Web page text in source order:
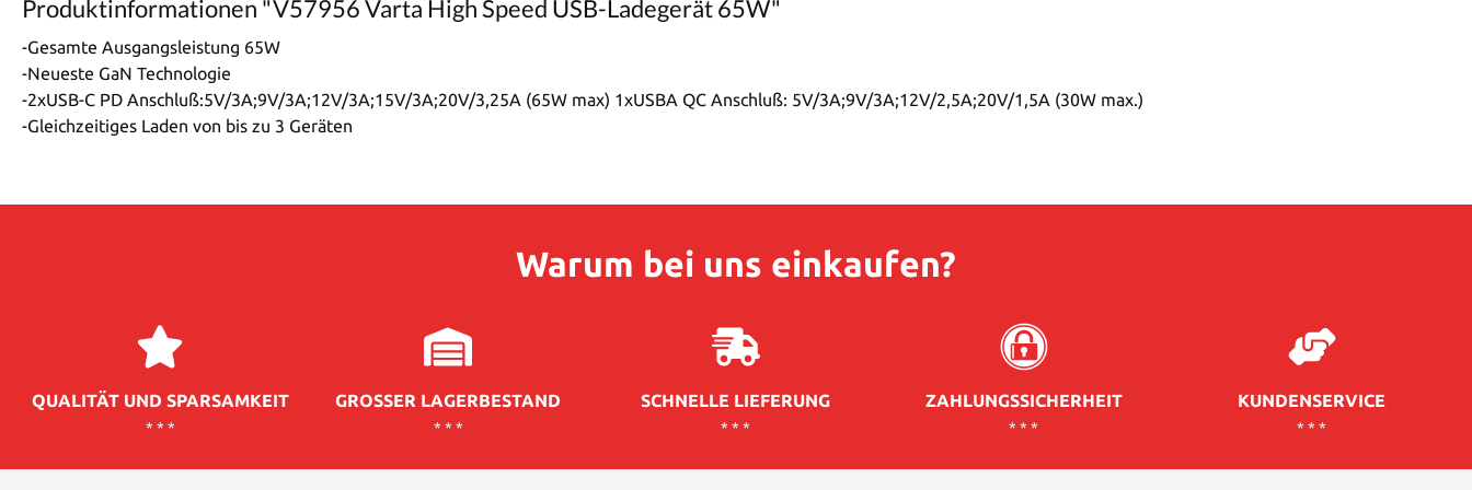
Produktinformationen "V57956 Varta High Speed USB-Ladegerät 65W"
-Gesamte Ausgangsleistung 65W
-Neueste GaN Technologie
-2xUSB-C PD Anschluß:5V/3A;9V/3A;12V/3A;15V/3A;20V/3,25A (65W max) 1xUSBA QC Anschluß: 5V/3A;9V/3A;12V/2,5A;20V/1,5A (30W max.)
-Gleichzeitiges Laden von bis zu 3 Geräten
Warum bei uns einkaufen?
QUALITÄT UND SPARSAMKEIT
* * *
GROSSER LAGERBESTAND
* * *
SCHNELLE LIEFERUNG
* * *
ZAHLUNGSSICHERHEIT
* * *
KUNDENSERVICE
* * *